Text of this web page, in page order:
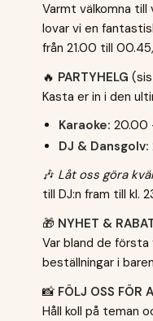
Varmt välkomna till
lovar vi en
från 21.00 till
🔥 PARTYHELG
Kasta er in i den
Karaoke: 20.00
DJ & Dansgolv:
🎶 Låt oss göra
till DJ:n fram till kl.
🎁 NYHET &
Var bland de första
beställningar i
📸 FÖLJ OSS FÖR
Håll koll på teman